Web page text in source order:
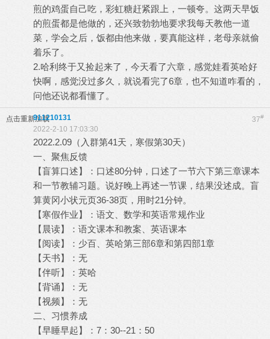
煎的鸡蛋自己吃，彩虹糖赶紧跟上，一顿夸。这两天早饭
的煎蛋都是他做的，还兴致勃勃地要求我每天教他一道
菜，学会之后，饭都由他来做，要真能这样，老母亲就偷
着乐了。
2.哈利终于又捡起来了，今天看了六章，感觉娃看英哈好
快啊，感觉没过多久，就说看完了6章，也不知道咋看的，
问他还说都看懂了。
点击重新加载 37#
911210131
2022-2-10 17:03:30
2022.2.09（入群第41天，寒假第30天）
一、聚焦反馈
【盲算口述】：口述80分钟，口述了一节六下第三章课本
和一节教辅习题。说好晚上再述一节课，结果没述成。盲
算黄冈小状元页36-38页，用时21分钟。
【寒假作业】：语文、数学和英语常规作业
【晨读】：语文课本和教案、英语课本
【阅读】：少百、英哈第三部6章和第四部1章
【天书】：无
【伴听】：英哈
【背诵】：无
【视频】：无
二、习惯养成
【早睡早起】：7：30--21：50